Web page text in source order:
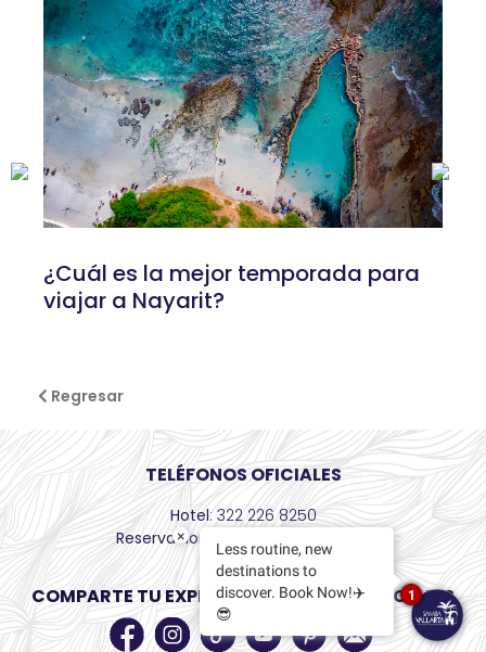
¿Cuál es la mejor temporada para
viajar a Nayarit?
Regresar
TELÉFONOS OFICIALES
Hotel: 322 226 8250
Reservaciones
: +52 55 8526 6436
COMPARTE TU EXPERIENCIA EN REDES SOCIALES
×
Less routine, new
destinations to
discover. Book Now!✈️
😎
1